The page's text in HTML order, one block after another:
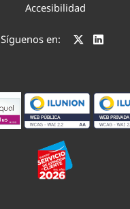
Accesibilidad
Síguenos en: